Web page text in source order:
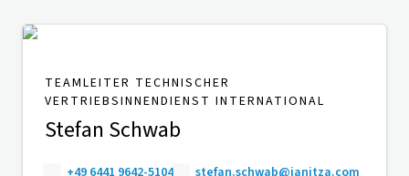
TEAMLEITER TECHNISCHER
VERTRIEBSINNENDIENST INTERNATIONAL
Stefan Schwab